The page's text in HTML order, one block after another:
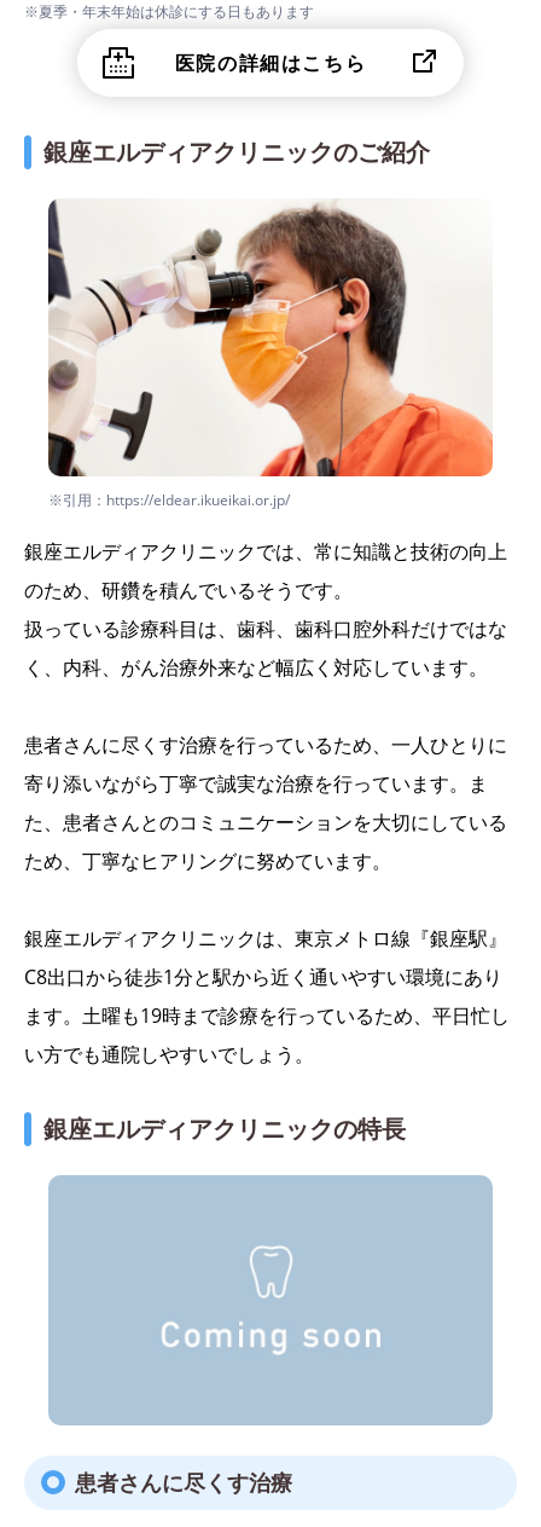
※夏季・年末年始は休診にする日もあります
医院の詳細はこちら
銀座エルディアクリニックのご紹介
※引用：https://eldear.ikueikai.or.jp/
銀座エルディアクリニックでは、常に知識と技術の向上
のため、研鑽を積んでいるそうです。
扱っている診療科目は、歯科、歯科口腔外科だけではな
く、内科、がん治療外来など幅広く対応しています。
患者さんに尽くす治療を行っているため、一人ひとりに
寄り添いながら丁寧で誠実な治療を行っています。ま
た、患者さんとのコミュニケーションを大切にしている
ため、丁寧なヒアリングに努めています。
銀座エルディアクリニックは、東京メトロ線『銀座駅』
C8出口から徒歩1分と駅から近く通いやすい環境にあり
ます。土曜も19時まで診療を行っているため、平日忙し
い方でも通院しやすいでしょう。
銀座エルディアクリニックの特長
患者さんに尽くす治療